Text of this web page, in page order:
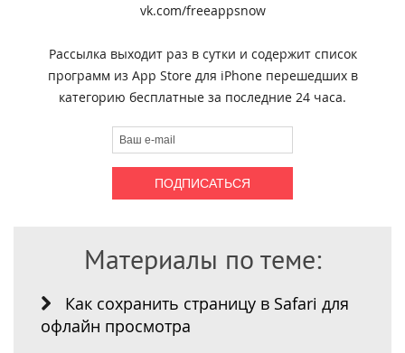
vk.com/freeappsnow
Рассылка выходит раз в сутки и содержит список
программ из App Store для iPhone перешедших в
категорию бесплатные за последние 24 часа.
Материалы по теме:
Как сохранить страницу в Safari для
офлайн просмотра